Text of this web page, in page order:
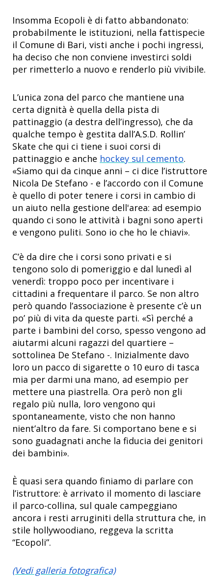
Insomma Ecopoli è di fatto abbandonato:
probabilmente le istituzioni, nella fattispecie
il Comune di Bari, visti anche i pochi ingressi,
ha deciso che non conviene investirci soldi
per rimetterlo a nuovo e renderlo più vivibile.
L’unica zona del parco che mantiene una
certa dignità è quella della pista di
pattinaggio (a destra dell’ingresso), che da
qualche tempo è gestita dall’A.S.D. Rollin’
Skate che qui ci tiene i suoi corsi di
pattinaggio e anche hockey sul cemento.
«Siamo qui da cinque anni – ci dice l’istruttore
Nicola De Stefano - e l’accordo con il Comune
è quello di poter tenere i corsi in cambio di
un aiuto nella gestione dell'area: ad esempio
quando ci sono le attività i bagni sono aperti
e vengono puliti. Sono io che ho le chiavi».
C’è da dire che i corsi sono privati e si
tengono solo di pomeriggio e dal lunedì al
venerdì: troppo poco per incentivare i
cittadini a frequentare il parco. Se non altro
però quando l’associazione è presente c’è un
po’ più di vita da queste parti. «Sì perché a
parte i bambini del corso, spesso vengono ad
aiutarmi alcuni ragazzi del quartiere –
sottolinea De Stefano -. Inizialmente davo
loro un pacco di sigarette o 10 euro di tasca
mia per darmi una mano, ad esempio per
mettere una piastrella. Ora però non gli
regalo più nulla, loro vengono qui
spontaneamente, visto che non hanno
nient’altro da fare. Si comportano bene e si
sono guadagnati anche la fiducia dei genitori
dei bambini».
È quasi sera quando finiamo di parlare con
l’istruttore: è arrivato il momento di lasciare
il parco-collina, sul quale campeggiano
ancora i resti arruginiti della struttura che, in
stile hollywoodiano, reggeva la scritta
“Ecopoli”.
(Vedi galleria fotografica)